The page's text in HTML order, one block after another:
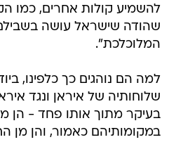
להשמיע קולות אחרים, כמו
שהודה שישראל עושה
המלוכלכת".
למה הם נוהגים כך כלפינו,
שלוחותיה של איראן ונגד
בעיקר מתוך אותו פחד - הן
במקומותיהם כאמור, והן מן